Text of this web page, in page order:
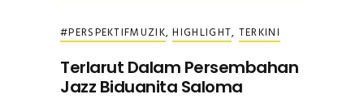
#PERSPEKTIFMUZIK,HIGHLIGHT, TERKINI
Terlarut Dalam Persembahan
Jazz Biduanita Saloma